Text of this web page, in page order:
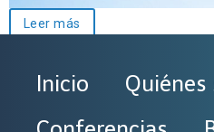
Leer más
Inicio
Quiénes